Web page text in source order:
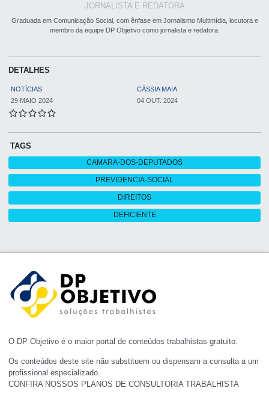
JORNALISTA E REDATORA
Graduada em Comunicação Social, com ênfase em Jornalismo Multimídia, locutora e
membro da equipe DP Objetivo como jornalista e redatora.
DETALHES
NOTÍCIAS
CÁSSIA MAIA
29 MAIO 2024
04 OUT. 2024
TAGS
CAMARA-DOS-DEPUTADOS
PREVIDENCIA-SOCIAL
DIREITOS
DEFICIENTE
O DP Objetivo é o maior portal de conteúdos trabalhistas gratuito.
Os conteúdos deste site não substituem ou dispensam a consulta a um
profissional especializado.
CONFIRA NOSSOS PLANOS DE CONSULTORIA TRABALHISTA